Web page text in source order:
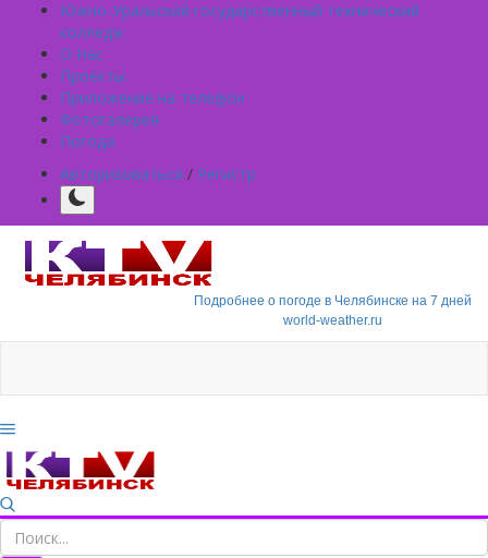
Южно-Уральский государственный технический
колледж
О Нас
Проекты
Приложение на телефон
Фотогалерея
Погода
Авторизоваться / Регистр
Подробнее о погоде в Челябинске на 7 дней
world-weather.ru